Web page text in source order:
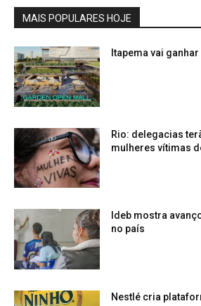
MAIS POPULARES HOJE
Itapema vai
Rio: delegacias
mulheres vítimas
Ideb mostra
no país
Nestlé cria